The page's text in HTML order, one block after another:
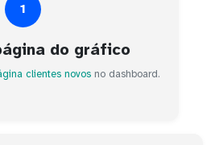
1
do gráfico
clientes novos no dashboard.